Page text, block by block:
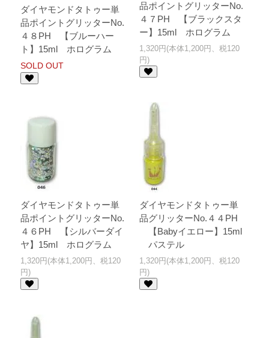
ダイヤモンドタトゥー単
品ポイントグリッターNo.
４８PH 【ブルーハー
ト】15ml ホログラム
SOLD OUT
品ポイントグリッターNo.
４７PH 【ブラックスタ
ー】15ml ホログラム
1,320円(本体1,200円、税120
円)
ダイヤモンドタトゥー単
品ポイントグリッターNo.
４６PH 【シルバーダイ
ヤ】15ml ホログラム
1,320円(本体1,200円、税120
円)
ダイヤモンドタトゥー単
品グリッターNo.４４PH
【Babyイエロー】15ml
パステル
1,320円(本体1,200円、税120
円)